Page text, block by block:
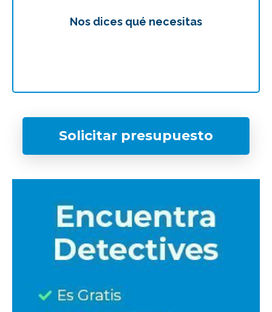
Nos dices qué necesitas
Solicitar presupuesto
¿Qué tipo de caso quieres investigar?